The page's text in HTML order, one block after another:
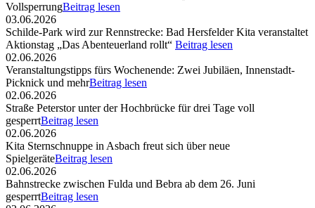
VollsperrungBeitrag lesen
03.06.2026
Schilde-Park wird zur Rennstrecke: Bad Hersfelder Kita veranstaltet
Aktionstag „Das Abenteuerland rollt“ Beitrag lesen
02.06.2026
Veranstaltungstipps fürs Wochenende: Zwei Jubiläen, Innenstadt-
Picknick und mehrBeitrag lesen
02.06.2026
Straße Peterstor unter der Hochbrücke für drei Tage voll
gesperrtBeitrag lesen
02.06.2026
Kita Sternschnuppe in Asbach freut sich über neue
SpielgeräteBeitrag lesen
02.06.2026
Bahnstrecke zwischen Fulda und Bebra ab dem 26. Juni
gesperrtBeitrag lesen